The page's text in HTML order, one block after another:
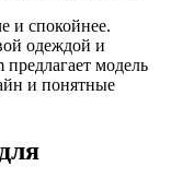
и спокойнее.
одеждой и
модель
и понятные